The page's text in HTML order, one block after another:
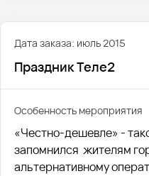
Дата заказа: июль 2015
Праздник Теле2
Особенность мероприятия
«Честно-дешевле» -
запомнился жителям
альтернативному